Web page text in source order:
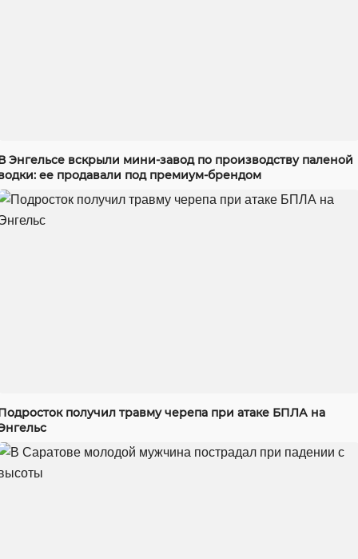
Энгельсе вскрыли мини-завод по производству паленой
ее продавали под премиум-брендом
получил травму черепа при атаке БПЛА на